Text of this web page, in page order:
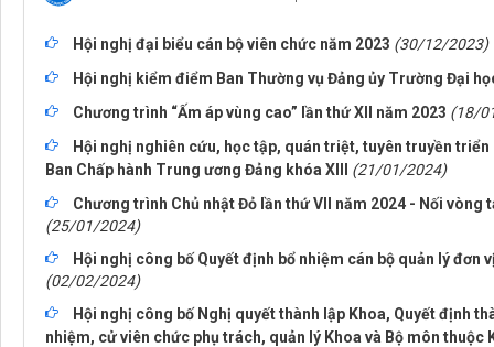
Hội nghị đại biểu cán bộ viên chức năm 2023 (30/12/2023)
Hội nghị kiểm điểm Ban Thường vụ Đảng ủy Trường Đại
Chương trình “Ấm áp vùng cao” lần thứ XII năm 2023 (18/
Hội nghị nghiên cứu, học tập, quán triệt, tuyên truyền
Ban Chấp hành Trung ương Đảng khóa XIII
(21/01/2024)
Chương trình Chủ nhật Đỏ lần thứ VII năm 2024 - Nối vòng
(25/01/2024)
Hội nghị công bố Quyết định bổ nhiệm cán bộ quản lý đơn
(02/02/2024)
Hội nghị công bố Nghị quyết thành lập Khoa, Quyết định
nhiệm, cử viên chức phụ trách, quản lý Khoa và Bộ môn thuộc